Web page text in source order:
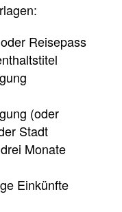
Reisepass
(oder
Stadt
Monate
Einkünfte